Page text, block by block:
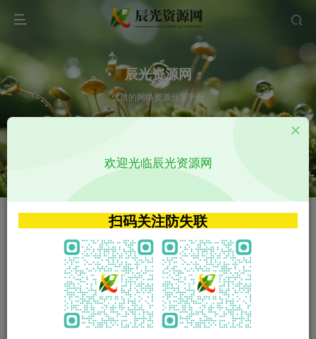
辰光资源网
优质的网络资源分享平台
VIP特权介绍 APP源码
VIP特权介绍
火
VIP特权介绍
影视源码
影视源码
欢迎光临辰光资源网
扫码关注防失联